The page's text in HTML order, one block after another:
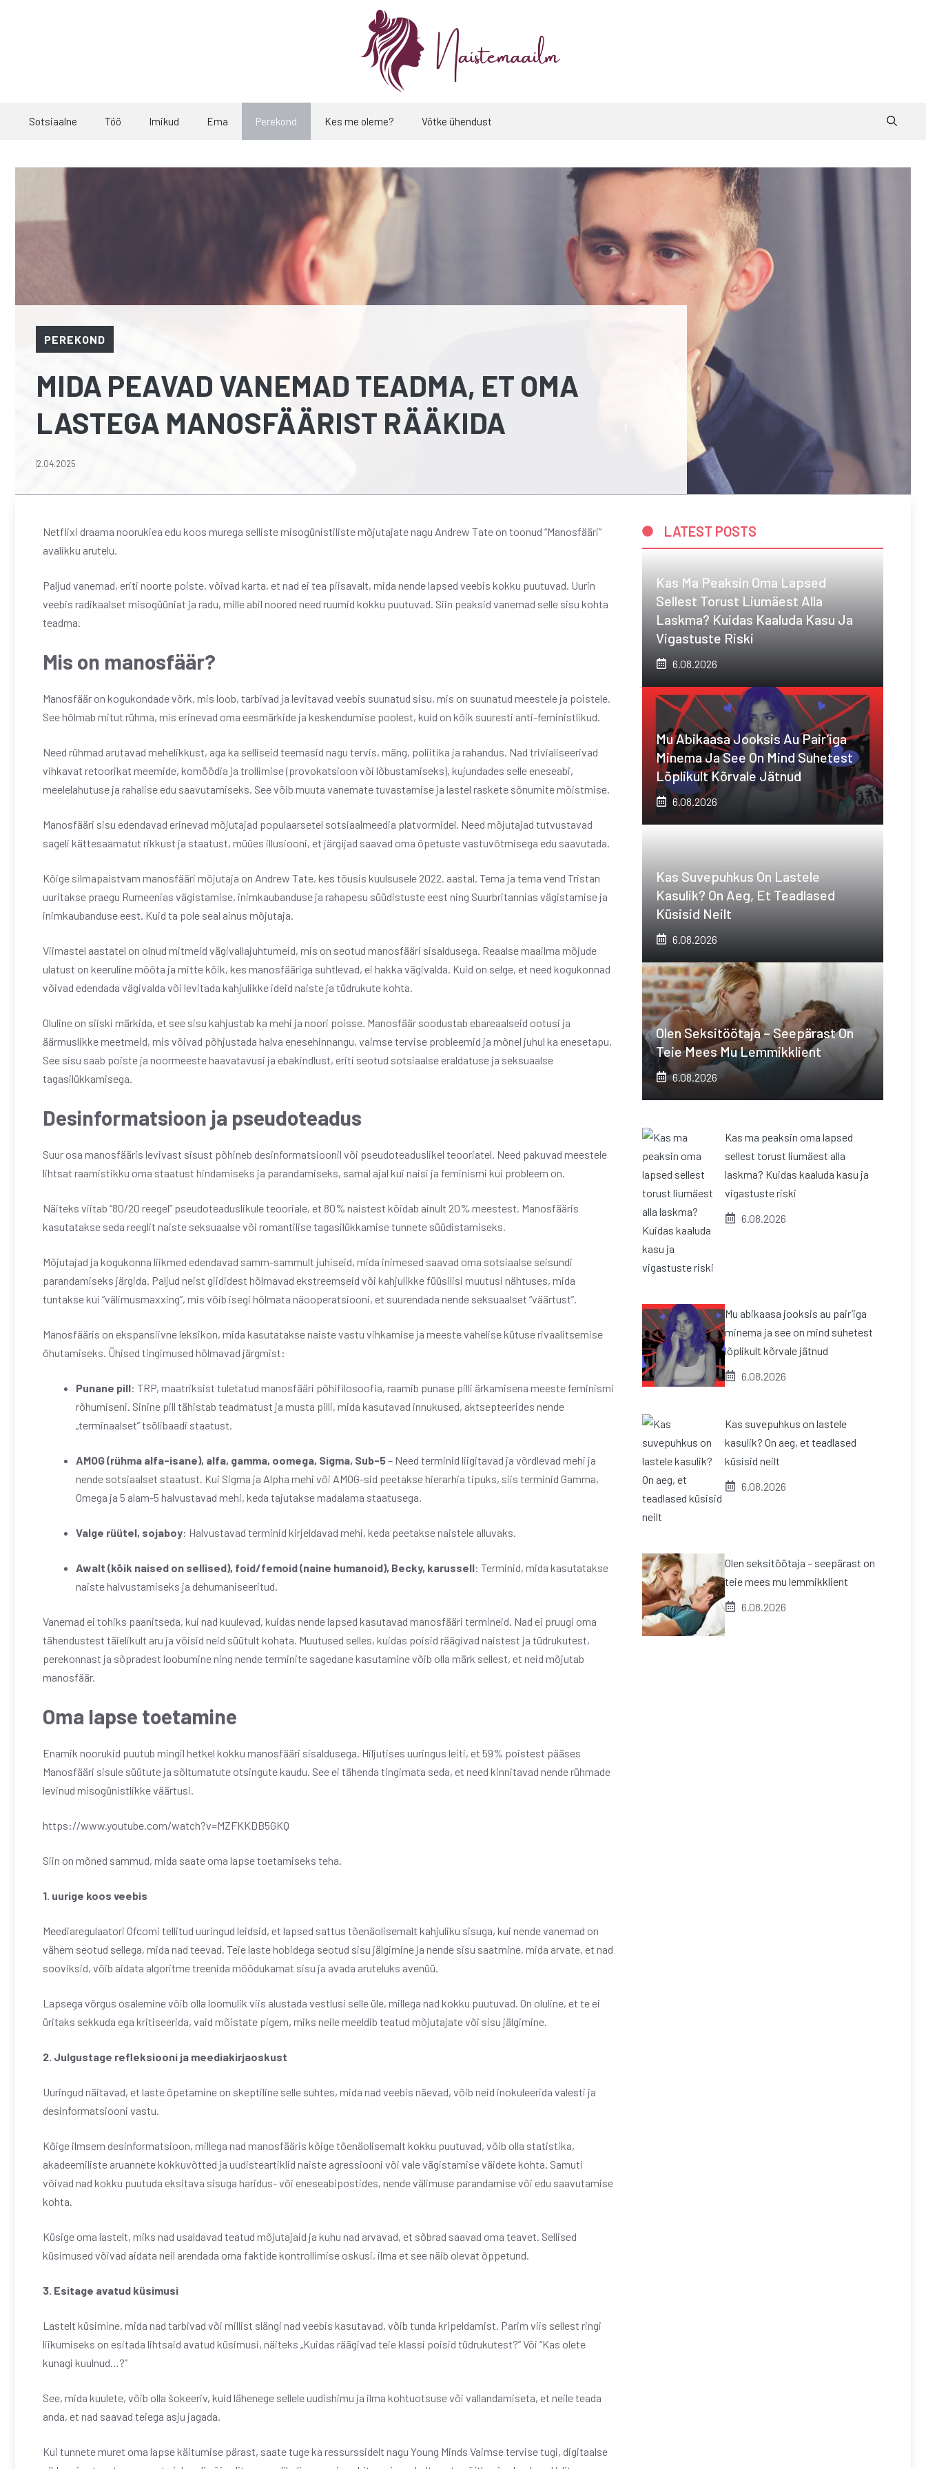
Sotsiaalne Töö Imikud Ema Perekond Kes me oleme? Võtke ühendust
PEREKOND
MIDA PEAVAD VANEMAD TEADMA, ET OMA
LASTEGA MANOSFÄÄRIST RÄÄKIDA
2.04.2025
Netflixi draama noorukiea edu koos murega selliste misogünistiliste mõjutajate nagu Andrew Tate on toonud “Manosfääri”
avalikku arutelu.
Paljud vanemad, eriti noorte poiste, võivad karta, et nad ei tea piisavalt, mida nende lapsed veebis kokku puutuvad. Uurin
veebis radikaalset misogüüniat ja radu, mille abil noored need ruumid kokku puutuvad. Siin peaksid vanemad selle sisu kohta
teadma.
Mis on manosfäär?
Manosfäär on kogukondade võrk, mis loob, tarbivad ja levitavad veebis suunatud sisu, mis on suunatud meestele ja poistele.
See hõlmab mitut rühma, mis erinevad oma eesmärkide ja keskendumise poolest, kuid on kõik suuresti anti-feministlikud.
Need rühmad arutavad mehelikkust, aga ka selliseid teemasid nagu tervis, mäng, poliitika ja rahandus. Nad trivialiseerivad
vihkavat retoorikat meemide, komöödia ja trollimise (provokatsioon või lõbustamiseks), kujundades selle eneseabi,
meelelahutuse ja rahalise edu saavutamiseks. See võib muuta vanemate tuvastamise ja lastel raskete sõnumite mõistmise.
Manosfääri sisu edendavad erinevad mõjutajad populaarsetel sotsiaalmeedia platvormidel. Need mõjutajad tutvustavad
sageli kättesaamatut rikkust ja staatust, müües illusiooni, et järgijad saavad oma õpetuste vastuvõtmisega edu saavutada.
Kõige silmapaistvam manosfääri mõjutaja on Andrew Tate, kes tõusis kuulsusele 2022. aastal. Tema ja tema vend Tristan
uuritakse praegu Rumeenias vägistamise, inimkaubanduse ja rahapesu süüdistuste eest ning Suurbritannias vägistamise ja
inimkaubanduse eest. Kuid ta pole seal ainus mõjutaja.
Viimastel aastatel on olnud mitmeid vägivallajuhtumeid, mis on seotud manosfääri sisaldusega. Reaalse maailma mõjude
ulatust on keeruline mõõta ja mitte kõik, kes manosfääriga suhtlevad, ei hakka vägivalda. Kuid on selge, et need kogukonnad
võivad edendada vägivalda või levitada kahjulikke ideid naiste ja tüdrukute kohta.
Oluline on siiski märkida, et see sisu kahjustab ka mehi ja noori poisse. Manosfäär soodustab ebareaalseid ootusi ja
äärmuslikke meetmeid, mis võivad põhjustada halva enesehinnangu, vaimse tervise probleemid ja mõnel juhul ka enesetapu.
See sisu saab poiste ja noormeeste haavatavusi ja ebakindlust, eriti seotud sotsiaalse eraldatuse ja seksuaalse
tagasilükkamisega.
Desinformatsioon ja pseudoteadus
Suur osa manosfääris levivast sisust põhineb desinformatsioonil või pseudoteaduslikel teooriatel. Need pakuvad meestele
lihtsat raamistikku oma staatust hindamiseks ja parandamiseks, samal ajal kui naisi ja feminismi kui probleem on.
Näiteks viitab “80/20 reegel” pseudoteaduslikule teooriale, et 80% naistest köidab ainult 20% meestest. Manosfääris
kasutatakse seda reeglit naiste seksuaalse või romantilise tagasilükkamise tunnete süüdistamiseks.
Mõjutajad ja kogukonna liikmed edendavad samm-sammult juhiseid, mida inimesed saavad oma sotsiaalse seisundi
parandamiseks järgida. Paljud neist giididest hõlmavad ekstreemseid või kahjulikke füüsilisi muutusi nähtuses, mida
tuntakse kui “välimusmaxxing”, mis võib isegi hõlmata näooperatsiooni, et suurendada nende seksuaalset “väärtust”.
Manosfääris on ekspansiivne leksikon, mida kasutatakse naiste vastu vihkamise ja meeste vahelise kütuse rivaalitsemise
õhutamiseks. Ühised tingimused hõlmavad järgmist:
Punane pill: TRP, maatriksist tuletatud manosfääri põhifilosoofia, raamib punase pilli ärkamisena meeste feminismi
rõhumiseni. Sinine pill tähistab teadmatust ja musta pilli, mida kasutavad innukused, aktsepteerides nende
„terminaalset” tsölibaadi staatust.
AMOG (rühma alfa-isane), alfa, gamma, oomega, Sigma, Sub-5– Need terminid liigitavad ja võrdlevad mehi ja
nende sotsiaalset staatust. Kui Sigma ja Alpha mehi või AMOG-sid peetakse hierarhia tipuks, siis terminid Gamma,
Omega ja 5 alam-5 halvustavad mehi, keda tajutakse madalama staatusega.
Valge rüütel, sojaboy: Halvustavad terminid kirjeldavad mehi, keda peetakse naistele alluvaks.
Awalt (kõik naised on sellised), foid/femoid (naine humanoid), Becky, karussell: Terminid, mida kasutatakse
naiste halvustamiseks ja dehumaniseeritud.
Vanemad ei tohiks paanitseda, kui nad kuulevad, kuidas nende lapsed kasutavad manosfääri termineid. Nad ei pruugi oma
tähendustest täielikult aru ja võisid neid süütult kohata. Muutused selles, kuidas poisid räägivad naistest ja tüdrukutest,
perekonnast ja sõpradest loobumine ning nende terminite sagedane kasutamine võib olla märk sellest, et neid mõjutab
manosfäär.
Oma lapse toetamine
Enamik noorukid puutub mingil hetkel kokku manosfääri sisaldusega. Hiljutises uuringus leiti, et 59% poistest pääses
Manosfääri sisule süütute ja sõltumatute otsingute kaudu. See ei tähenda tingimata seda, et need kinnitavad nende rühmade
levinud misogünistlikke väärtusi.
https://www.youtube.com/watch?v=MZFKKDB5GKQ
Siin on mõned sammud, mida saate oma lapse toetamiseks teha.
1. uurige koos veebis
Meediaregulaatori Ofcomi tellitud uuringud leidsid, et lapsed sattus tõenäolisemalt kahjuliku sisuga, kui nende vanemad on
vähem seotud sellega, mida nad teevad. Teie laste hobidega seotud sisu jälgimine ja nende sisu saatmine, mida arvate, et nad
sooviksid, võib aidata algoritme treenida mõõdukamat sisu ja avada aruteluks avenüü.
Lapsega võrgus osalemine võib olla loomulik viis alustada vestlusi selle üle, millega nad kokku puutuvad. On oluline, et te ei
üritaks sekkuda ega kritiseerida, vaid mõistate pigem, miks neile meeldib teatud mõjutajate või sisu jälgimine.
2. Julgustage refleksiooni ja meediakirjaoskust
Uuringud näitavad, et laste õpetamine on skeptiline selle suhtes, mida nad veebis näevad, võib neid inokuleerida valesti ja
desinformatsiooni vastu.
Kõige ilmsem desinformatsioon, millega nad manosfääris kõige tõenäolisemalt kokku puutuvad, võib olla statistika,
akadeemiliste aruannete kokkuvõtted ja uudisteartiklid naiste agressiooni või vale vägistamise väidete kohta. Samuti
võivad nad kokku puutuda eksitava sisuga haridus- või eneseabipostides, nende välimuse parandamise või edu saavutamise
kohta.
Küsige oma lastelt, miks nad usaldavad teatud mõjutajaid ja kuhu nad arvavad, et sõbrad saavad oma teavet. Sellised
küsimused võivad aidata neil arendada oma faktide kontrollimise oskusi, ilma et see näib olevat õppetund.
3. Esitage avatud küsimusi
Lastelt küsimine, mida nad tarbivad või millist slängi nad veebis kasutavad, võib tunda kripeldamist. Parim viis sellest ringi
liikumiseks on esitada lihtsaid avatud küsimusi, näiteks „Kuidas räägivad teie klassi poisid tüdrukutest?” Või “Kas olete
kunagi kuulnud…?”
See, mida kuulete, võib olla šokeeriv, kuid lähenege sellele uudishimu ja ilma kohtuotsuse või vallandamiseta, et neile teada
anda, et nad saavad teiega asju jagada.
Kui tunnete muret oma lapse käitumise pärast, saate tuge ka ressurssidelt nagu Young Minds Vaimse tervise tugi, digitaalse
LATEST POSTS
Kas Ma Peaksin Oma Lapsed
Sellest Torust Liumäest Alla
Laskma? Kuidas Kaaluda Kasu Ja
Vigastuste Riski
6.08.2026
Mu Abikaasa Jooksis Au Pair’iga
Minema Ja See On Mind Suhetest
Lõplikult Kõrvale Jätnud
6.08.2026
Kas Suvepuhkus On Lastele
Kasulik? On Aeg, Et Teadlased
Küsisid Neilt
6.08.2026
Olen Seksitöötaja – Seepärast On
Teie Mees Mu Lemmikklient
6.08.2026
Kas ma peaksin oma lapsed
sellest torust liumäest alla
laskma? Kuidas kaaluda kasu ja
vigastuste riski
6.08.2026
Mu abikaasa jooksis au pair’iga
minema ja see on mind suhetest
lõplikult kõrvale jätnud
6.08.2026
Kas suvepuhkus on lastele
kasulik? On aeg, et teadlased
küsisid neilt
6.08.2026
Olen seksitöötaja – seepärast on
teie mees mu lemmikklient
6.08.2026